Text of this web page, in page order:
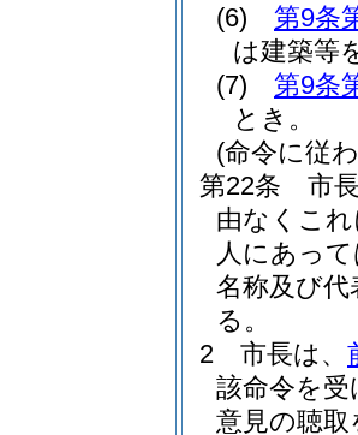
(6)
第9条
は建築等
(7)
第9条
とき。
(命令に従
第22条
市
由なくこ
人にあっ
名称及び代
る。
2
市長は、
該命令を
意見の聴